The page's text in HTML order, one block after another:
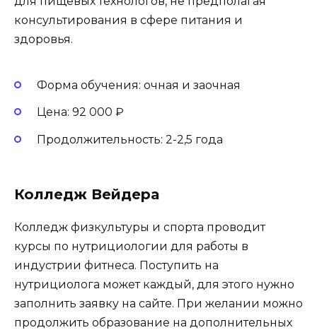
консультирования в сфере питания и
здоровья.
Форма обучения: очная и заочная
Цена: 92 000 ₽
Продолжительность: 2-2,5 года
Колледж Вейдера
Колледж физкультуры и спорта проводит
курсы по нутрициологии для работы в
индустрии фитнеса. Поступить на
нутрициолога может каждый, для этого нужно
заполнить заявку на сайте. При желании можно
продолжить образование на дополнительных